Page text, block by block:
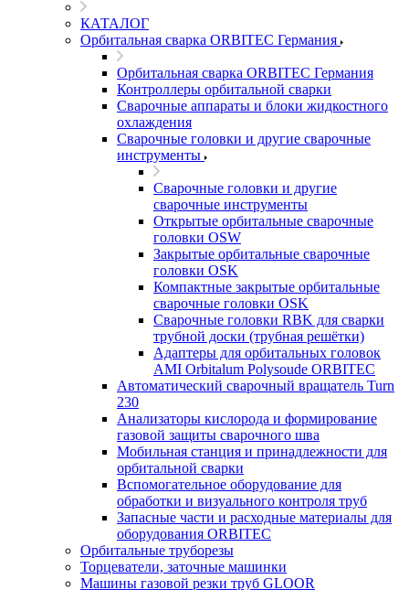
КАТАЛОГ
Орбитальная сварка ORBITEC Германия
Орбитальная сварка ORBITEC Германия
Контроллеры орбитальной сварки
Сварочные аппараты и блоки жидкостного
охлаждения
Сварочные головки и другие сварочные
инструменты
Сварочные головки и другие
сварочные инструменты
Открытые орбитальные сварочные
головки OSW
Закрытые орбитальные сварочные
головки OSK
Компактные закрытые орбитальные
сварочные головки OSK
Сварочные головки RBK для сварки
трубной доски (трубная решётки)
Адаптеры для орбитальных головок
AMI Orbitalum Polysoude ORBITEC
Автоматический сварочный вращатель Turn
230
Анализаторы кислорода и формирование
газовой защиты сварочного шва
Мобильная станция и принадлежности для
орбитальной сварки
Вспомогательное оборудование для
обработки и визуального контроля труб
Запасные части и расходные материалы для
оборудования ORBITEC
Орбитальные труборезы
Торцеватели, заточные машинки
Машины газовой резки труб GLOOR